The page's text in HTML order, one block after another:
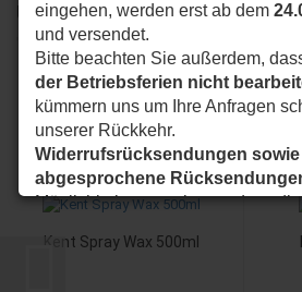
eingehen, werden erst ab dem
und versendet.
Bitte beachten Sie außerdem,
der Betriebsferien nicht
kümmern uns um Ihre Anfragen
unserer Rückkehr.
Widerrufsrücksendungen
abgesprochene
Möglichkeit so zu planen, dass
Vielen Dank für Ihr Verständnis.
eine schöne Sommerzeit und
Unsere Empfehlungen
TOP
Kent Spray Wax 500ml